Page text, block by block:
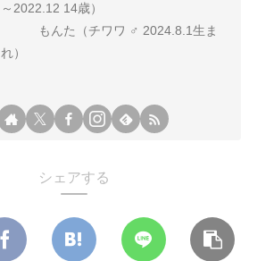
～2022.12 14歳）
もんた（チワワ ♂ 2024.8.1生ま
れ）
シェアする